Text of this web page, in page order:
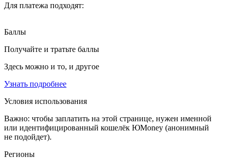
Для платежа подходят:
Баллы
Получайте и тратьте баллы
Здесь можно и то, и другое
Узнать подробнее
Условия использования
Важно: чтобы заплатить на этой странице, нужен именной
или идентифицированный кошелёк ЮMoney (анонимный
не подойдет).
Регионы